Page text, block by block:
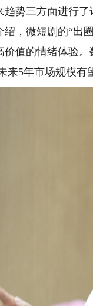
趋势三方面进行
绍，微短剧的“出
价值的情绪体验
来5年市场规模有